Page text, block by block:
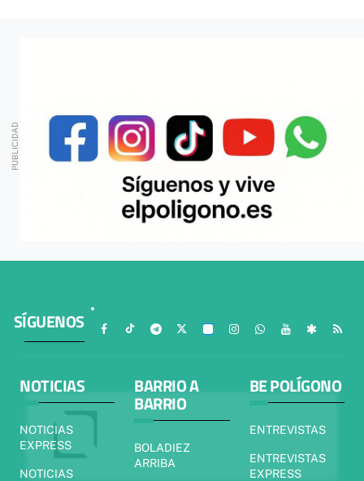
SÍGUENOS
NOTICIAS
NOTICIAS
EXPRESS
NOTICIAS
BARRIO A
BARRIO
BOLADIEZ
ARRIBA
BE POLÍGONO
ENTREVISTAS
ENTREVISTAS
EXPRESS